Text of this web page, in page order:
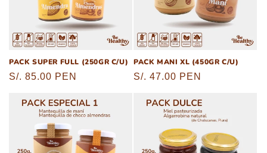
PACK SUPER FULL (250GR C/U)
Precio
S/. 85.00 PEN
PACK MANI XL (450GR C/U)
Precio
S/. 47.00 PEN